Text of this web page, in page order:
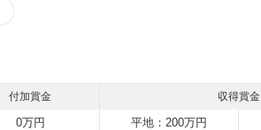
付加賞金 収得賞金
0万円 平地：200万円